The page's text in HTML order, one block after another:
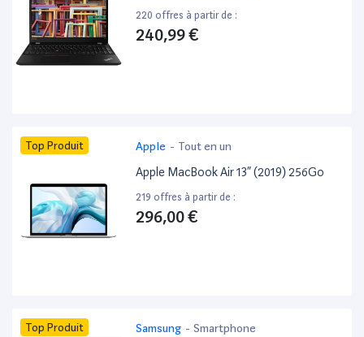
220 offres à partir de :
240,99 €
Top Produit Apple - Tout en un
Apple MacBook Air 13” (2019) 256Go
219 offres à partir de :
296,00 €
Top Produit Samsung - Smartphone